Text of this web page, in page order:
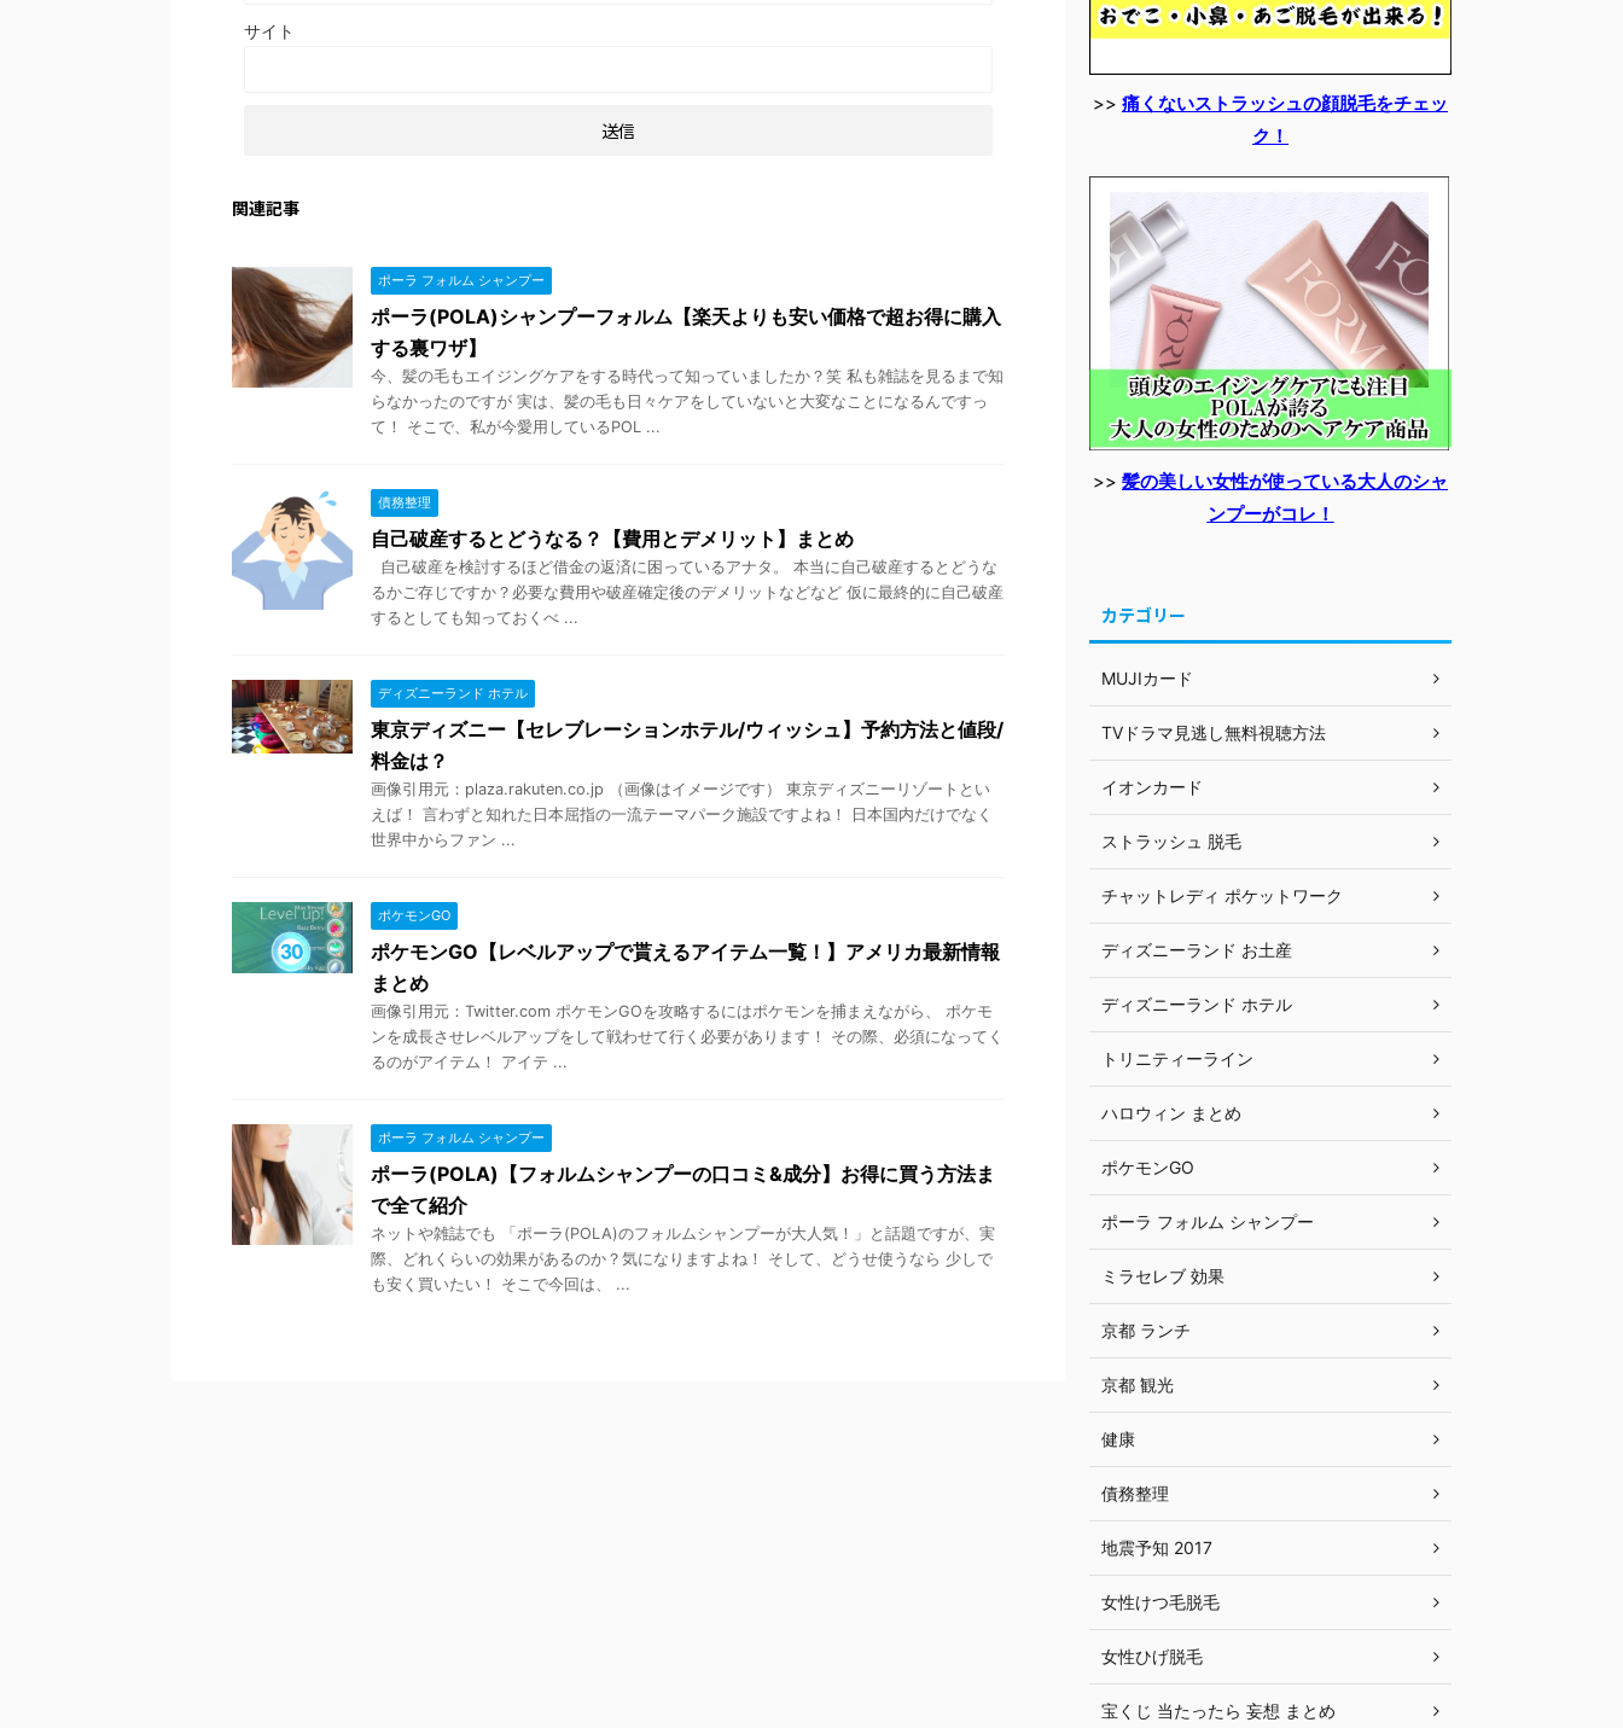
サイト
関連記事
ポーラ フォルム シャンプー
ポーラ(POLA)シャンプーフォルム【楽天よりも安い価格で超お得に購入
する裏ワザ】
今、髪の毛もエイジングケアをする時代って知っていましたか？笑 私も雑誌を見るまで知
らなかったのですが 実は、髪の毛も日々ケアをしていないと大変なことになるんですっ
て！ そこで、私が今愛用しているPOL ...
債務整理
自己破産するとどうなる？【費用とデメリット】まとめ
自己破産を検討するほど借金の返済に困っているアナタ。 本当に自己破産するとどうな
るかご存じですか？必要な費用や破産確定後のデメリットなどなど 仮に最終的に自己破産
するとしても知っておくべ ...
ディズニーランド ホテル
東京ディズニー【セレブレーションホテル/ウィッシュ】予約方法と値段/
料金は？
画像引用元：plaza.rakuten.co.jp （画像はイメージです） 東京ディズニーリゾートとい
えば！ 言わずと知れた日本屈指の一流テーマパーク施設ですよね！ 日本国内だけでなく
世界中からファン ...
ポケモンGO
ポケモンGO【レベルアップで貰えるアイテム一覧！】アメリカ最新情報
まとめ
画像引用元：Twitter.com ポケモンGOを攻略するにはポケモンを捕まえながら、 ポケモ
ンを成長させレベルアップをして戦わせて行く必要があります！ その際、必須になってく
るのがアイテム！ アイテ ...
ポーラ フォルム シャンプー
ポーラ(POLA)【フォルムシャンプーの口コミ&成分】お得に買う方法ま
で全て紹介
ネットや雑誌でも 「ポーラ(POLA)のフォルムシャンプーが大人気！」と話題ですが、実
際、どれくらいの効果があるのか？気になりますよね！ そして、どうせ使うなら 少しで
も安く買いたい！ そこで今回は、 ...
>> 痛くないストラッシュの顔脱毛をチェッ
ク！
>> 髪の美しい女性が使っている大人のシャ
ンプーがコレ！
カテゴリー
MUJIカード
TVドラマ見逃し無料視聴方法
イオンカード
ストラッシュ 脱毛
チャットレディ ポケットワーク
ディズニーランド お土産
ディズニーランド ホテル
トリニティーライン
ハロウィン まとめ
ポケモンGO
ポーラ フォルム シャンプー
ミラセレブ 効果
京都 ランチ
京都 観光
健康
債務整理
地震予知 2017
女性けつ毛脱毛
女性ひげ脱毛
宝くじ 当たったら 妄想 まとめ